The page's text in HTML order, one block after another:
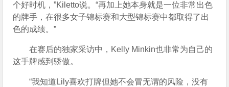
个好时机，”Kiletto说。“再加上她本身就是一位非常出色
的牌手，在很多女子锦标赛和大型锦标赛中都取得了出
色的成绩。”
在赛后的独家采访中，Kelly Minkin也非常为自己的
这手牌感到骄傲。
“我知道Lily喜欢打牌但她不会冒无谓的风险，没有